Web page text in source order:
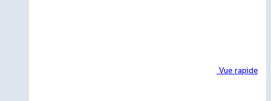
Vue rapide